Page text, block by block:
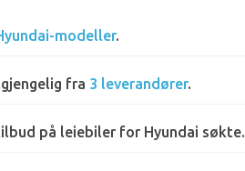
modeller.
fra 3 leverandører.
på leiebiler for Hyundai søkte.